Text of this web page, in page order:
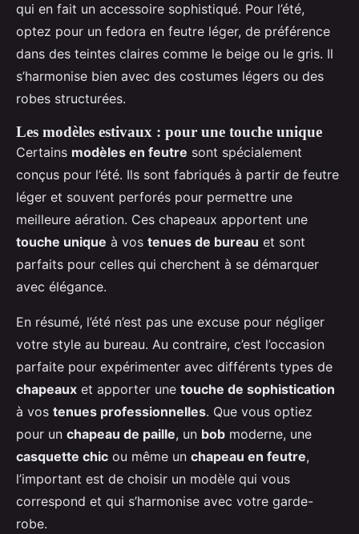
qui en fait un accessoire sophistiqué. Pour l’été,
optez pour un fedora en feutre léger, de préférence
dans des teintes claires comme le beige ou le gris. Il
s’harmonise bien avec des costumes légers ou des
robes structurées.
Les modèles estivaux : pour une touche unique
Certains modèles en feutre sont spécialement
conçus pour l’été. Ils sont fabriqués à partir de feutre
léger et souvent perforés pour permettre une
meilleure aération. Ces chapeaux apportent une
touche unique à vos tenues de bureau et sont
parfaits pour celles qui cherchent à se démarquer
avec élégance.
En résumé, l’été n’est pas une excuse pour négliger
votre style au bureau. Au contraire, c’est l’occasion
parfaite pour expérimenter avec différents types de
chapeaux et apporter une touche de sophistication
à vos tenues professionnelles. Que vous optiez
pour un chapeau de paille, un bob moderne, une
casquette chic ou même un chapeau en feutre,
l’important est de choisir un modèle qui vous
correspond et qui s’harmonise avec votre garde-
robe.